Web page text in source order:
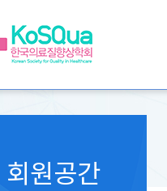
회원공간